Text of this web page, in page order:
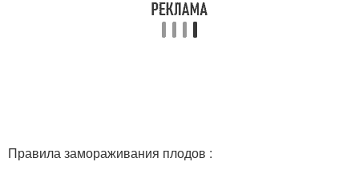
Правила замораживания плодов :